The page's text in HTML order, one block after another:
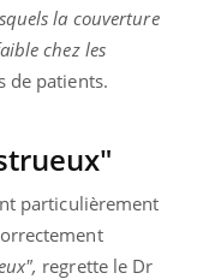
la couverture
chez les
de patients.
particulièrement
regrette le Dr